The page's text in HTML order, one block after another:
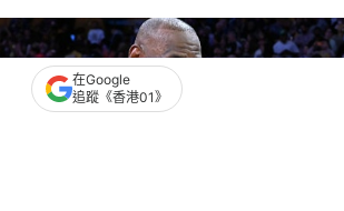
在Google
追蹤《香港01》